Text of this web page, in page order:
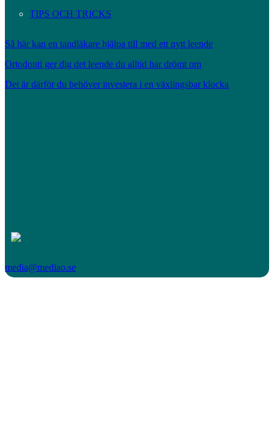
TIPS OCH TRICKS
Så här kan en tandläkare hjälpa till med ett nytt leende
Ortodonti ger dig det leende du alltid har drömt om
Det är därför du behöver investera i en växlingsbar klocka
media@mediao.se